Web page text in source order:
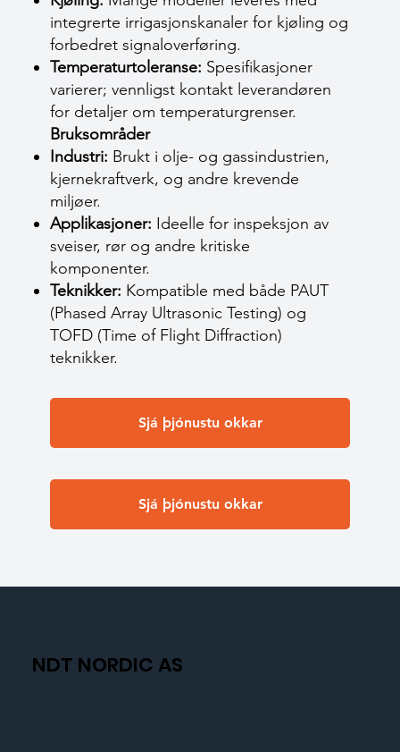
integrerte irrigasjonskanaler for kjøling og
forbedret signaloverføring.
Temperaturtoleranse: Spesifikasjoner
varierer; vennligst kontakt leverandøren
for detaljer om temperaturgrenser.
Bruksområder
Industri: Brukt i olje- og gassindustrien,
kjernekraftverk, og andre krevende
miljøer.
Applikasjoner: Ideelle for inspeksjon av
sveiser, rør og andre kritiske
komponenter.
Teknikker: Kompatible med både PAUT
(Phased Array Ultrasonic Testing) og
TOFD (Time of Flight Diffraction)
teknikker.
Sjá þjónustu okkar
Sjá þjónustu okkar
NDT NORDIC AS